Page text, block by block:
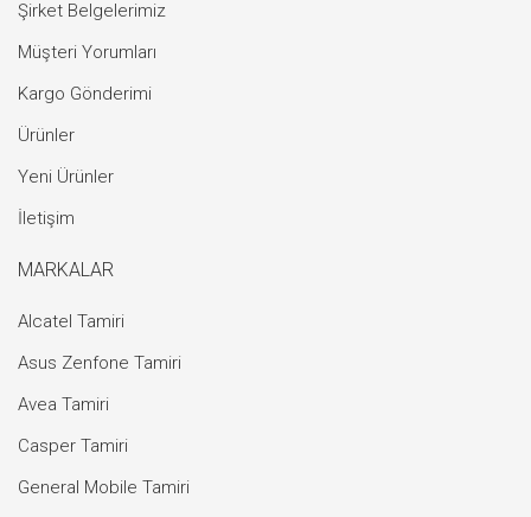
Şirket Belgelerimiz
Müşteri Yorumları
Kargo Gönderimi
Ürünler
Yeni Ürünler
İletişim
MARKALAR
Alcatel Tamiri
Asus Zenfone Tamiri
Avea Tamiri
Casper Tamiri
General Mobile Tamiri